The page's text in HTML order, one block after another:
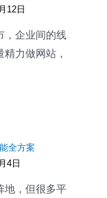
12日
，企业间的线
力做网站，
全方案
4日
地，但很多平